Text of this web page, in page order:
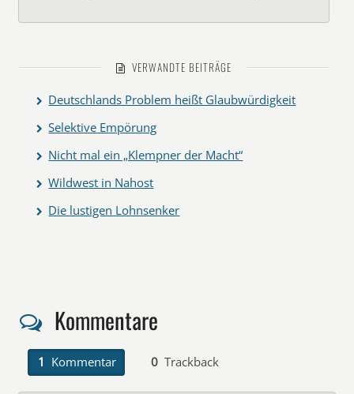
VERWANDTE BEITRÄGE
Deutschlands Problem heißt Glaubwürdigkeit
Selektive Empörung
Nicht mal ein „Klempner der Macht“
Wildwest in Nahost
Die lustigen Lohnsenker
Kommentare
1 Kommentar 0 Trackback